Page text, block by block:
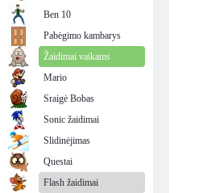
Ben 10
Pabėgimo kambarys
Žaidimai vaikams
Mario
Sraigė Bobas
Sonic žaidimai
Slidinėjimas
Questai
Flash žaidimai